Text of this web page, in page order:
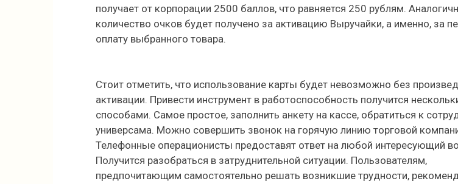
получает от корпорации 2500 баллов, что равняется 250 рублям.
количество очков будет получено за активацию Выручайки, а именно, за
оплату выбранного товара.
Стоит отметить, что использование карты будет невозможно без
активации. Привести инструмент в работоспособность получится
способами. Самое простое, заполнить анкету на кассе, обратиться к
универсама. Можно совершить звонок на горячую линию торговой
Телефонные операционисты предоставят ответ на любой интересующий
Получится разобраться в затруднительной ситуации. Пользователям,
предпочитающим самостоятельно решать возникшие трудности,